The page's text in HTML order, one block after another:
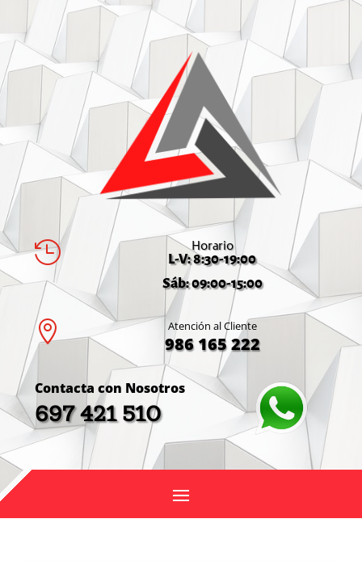
 Horario
L-V: 8:30-19:00
Sáb: 09:00-15:00
 Atención al Cliente
986 165 222
Contacta con Nosotros
697 421 510